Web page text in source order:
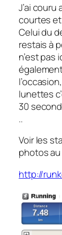
J’ai couru
courtes
Celui du
restais à
n’est pas
lunettes
30
..
Voir les
photos
http://